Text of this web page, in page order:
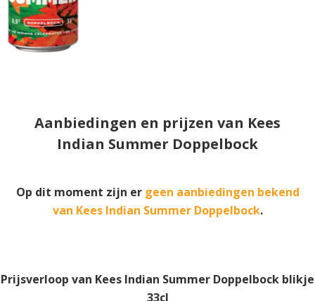
Aanbiedingen en prijzen van Kees
Indian Summer Doppelbock
Op dit moment zijn er geen aanbiedingen bekend
van Kees Indian Summer Doppelbock.
Prijsverloop van Kees Indian Summer Doppelbock blikje
33cl